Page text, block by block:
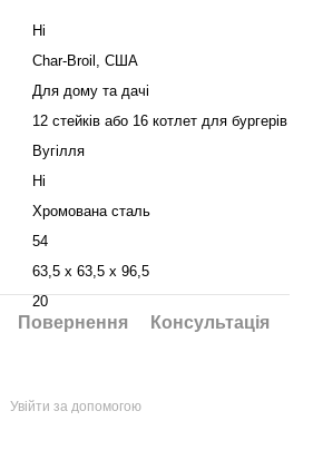
Ні
Char-Broil, США
Для дому та дачі
12 стейків або 16 котлет для бургерів
Вугілля
Ні
Хромована сталь
54
63,5 х 63,5 x 96,5
20
Повернення
Консультація
Увійти за допомогою